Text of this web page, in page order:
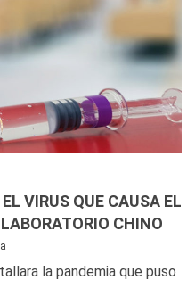
VIRUS QUE CAUSA EL
CHINO
la pandemia que puso